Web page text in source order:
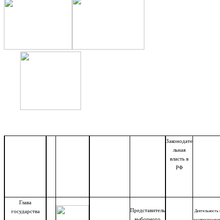
Законодате
льная
власть в
РФ
Глава
государства
Представитель
Деятельность